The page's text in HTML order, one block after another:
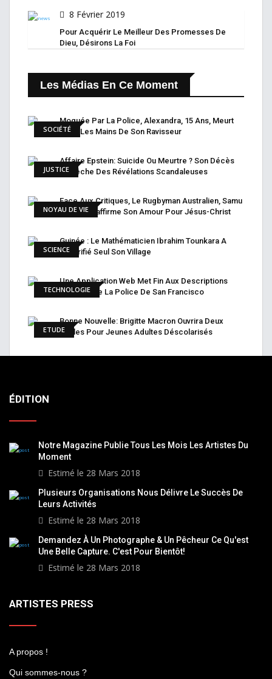
8 Février 2019
Pour Acquérir Le Meilleur Des Promesses De
Dieu, Désirons La Foi
Les Médias En Ce Moment
SOCIÉTÉ
Moquée Par La Police, Alexandra, 15 Ans, Meurt
Entre Les Mains De Son Ravisseur
JUSTICE
Affaire Epstein: Suicide Ou Meurtre ? Son Décès
Empêche Des Révélations Scandaleuses
NOYAU DE VIE
Face Aux Critiques, Le Rugbyman Australien, Samu
Kerevi, Réaffirme Son Amour Pour Jésus-Christ
SCIENCE
Guinée : Le Mathématicien Ibrahim Tounkara A
Électrifié Seul Son Village
TECHNOLOGIE
Une Application Web Met Fin Aux Descriptions
Raciales De La Police De San Francisco
ETUDE
Bonne Nouvelle: Brigitte Macron Ouvrira Deux
Écoles Pour Jeunes Adultes Déscolarisés
ÉDITION
Notre Magazine Publie Tous Les Mois Les Artistes Du
Moment
Estimé le 28 Mars 2018
Plusieurs Organisations Nous Délivre Le Succès De
Leurs Activités
Estimé le 28 Mars 2018
Demandez À Un Photographe & Un Pêcheur Ce Qu'est
Une Belle Capture. C'est Pour Bientôt!
Estimé le 28 Mars 2018
ARTISTES PRESS
A propos !
Qui sommes-nous ?